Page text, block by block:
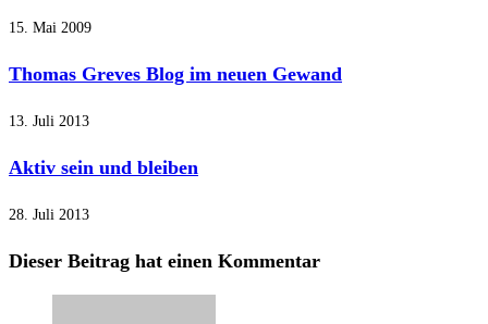
15. Mai 2009
Thomas Greves Blog im neuen Gewand
13. Juli 2013
Aktiv sein und bleiben
28. Juli 2013
Dieser Beitrag hat einen Kommentar